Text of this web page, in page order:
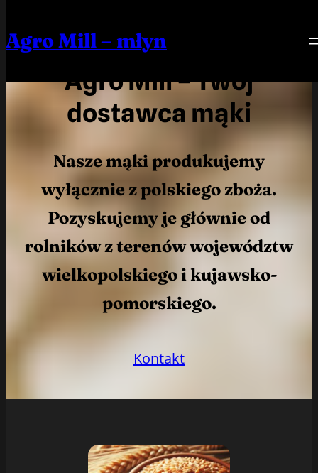
do
treści
Agro Mill – młyn
Agro Mill – Twój
dostawca mąki
Nasze mąki produkujemy
wyłącznie z polskiego zboża.
Pozyskujemy je głównie od
rolników z terenów województw
wielkopolskiego i kujawsko-
pomorskiego.
Kontakt